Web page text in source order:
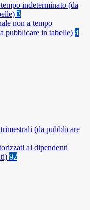
indeterminato (da
3
non a tempo
pubblicare in tabelle) 4
(da pubblicare
ai dipendenti
92